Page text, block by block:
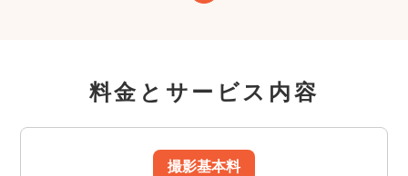
料金とサービス内容
撮影基本料